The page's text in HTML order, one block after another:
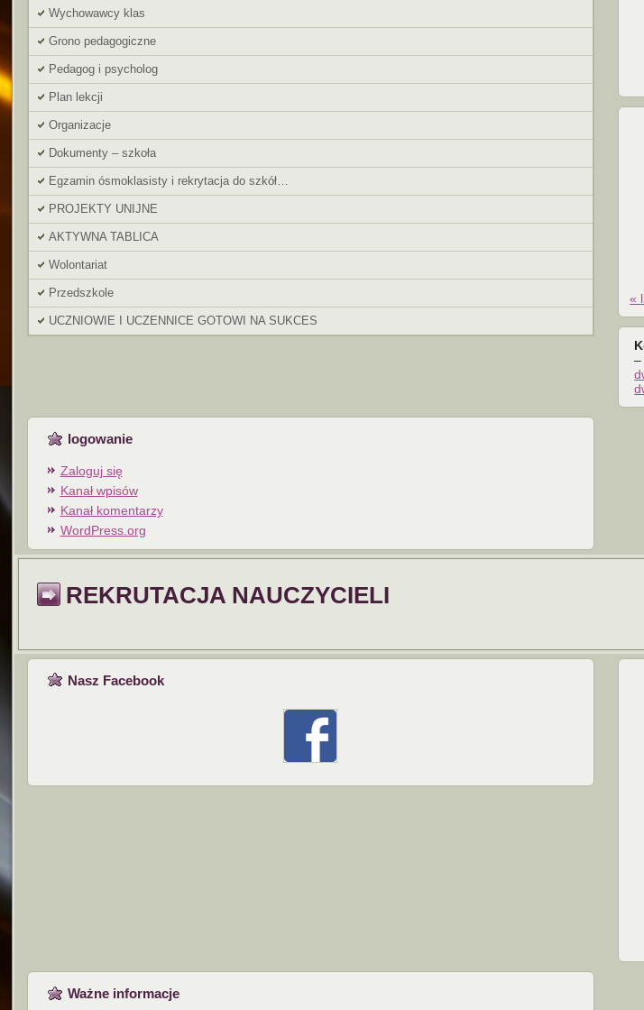
Wychowawcy klas
Grono pedagogiczne
Pedagog i psycholog
Plan lekcji
Organizacje
Dokumenty – szkoła
Egzamin ósmoklasisty i rekrytacja do szkół…
PROJEKTY UNIJNE
AKTYWNA TABLICA
Wolontariat
Przedszkole
UCZNIOWIE I UCZENNICE GOTOWI NA SUKCES
«
–
logowanie
Zaloguj się
Kanał wpisów
Kanał komentarzy
WordPress.org
REKRUTACJA NAUCZYCIELI
Nasz Facebook
Ważne informacje